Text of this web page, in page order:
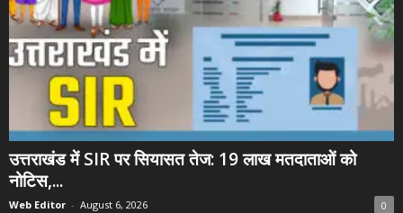
उत्तराखंड में SIR पर सियासत तेज: 19 लाख मतदाताओं को
नोटिस,...
Web Editor - August 6, 2026 0